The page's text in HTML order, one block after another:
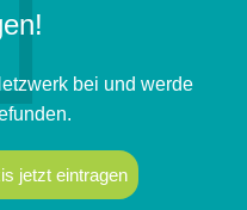
bei und werde
jetzt eintragen